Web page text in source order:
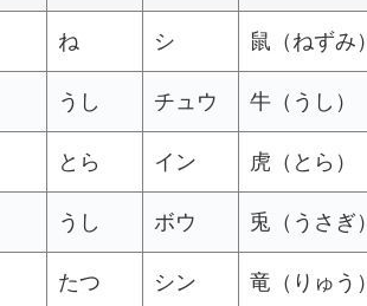
ね シ 鼠（ねずみ）
うし チュウ 牛（うし）
とら イン 虎（とら）
うし ボウ 兎（うさぎ）
たつ シン 竜（りゅう）